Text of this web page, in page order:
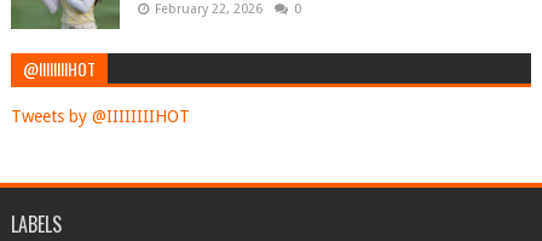
February 22, 2026 0
@IIIIIIIIHOT
Tweets by @IIIIIIIIHOT
LABELS